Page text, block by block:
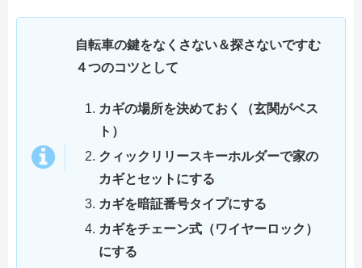
自転車の鍵をなくさない＆探さないですむ
４つのコツとして
カギの場所を決めておく（玄関がベス
ト）
クィックリリースキーホルダーで家の
カギとセットにする
カギを暗証番号タイプにする
カギをチェーン式（ワイヤーロック）
にする